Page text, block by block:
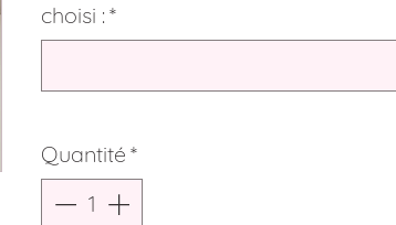
choisi : *
Quantité *